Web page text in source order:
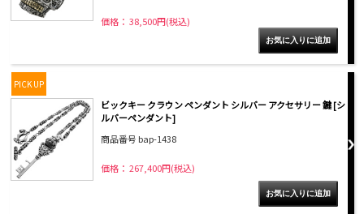
価格： 38,500円(税込)
PICK UP
ビックキー クラウン ペンダント シルバー アクセサリー 鍵 [シ
ルバーペンダント]
商品番号 bap-1438
価格： 267,400円(税込)